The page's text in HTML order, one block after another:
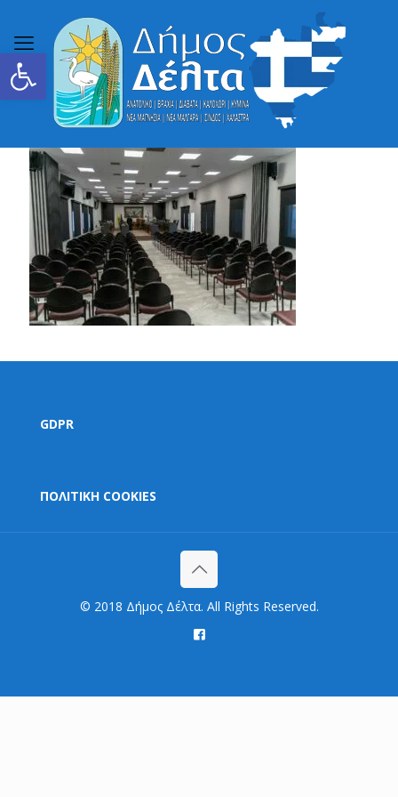
Ανοίξτε τη γραμμή εργαλείων
GDPR
ΠΟΛΙΤΙΚΗ COOKIES
© 2018 Δήμος Δέλτα. All Rights Reserved.